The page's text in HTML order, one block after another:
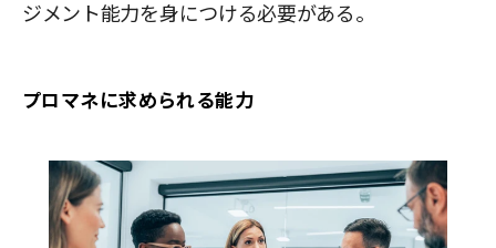
ジメント能力を身につける必要がある。
プロマネに求められる能力